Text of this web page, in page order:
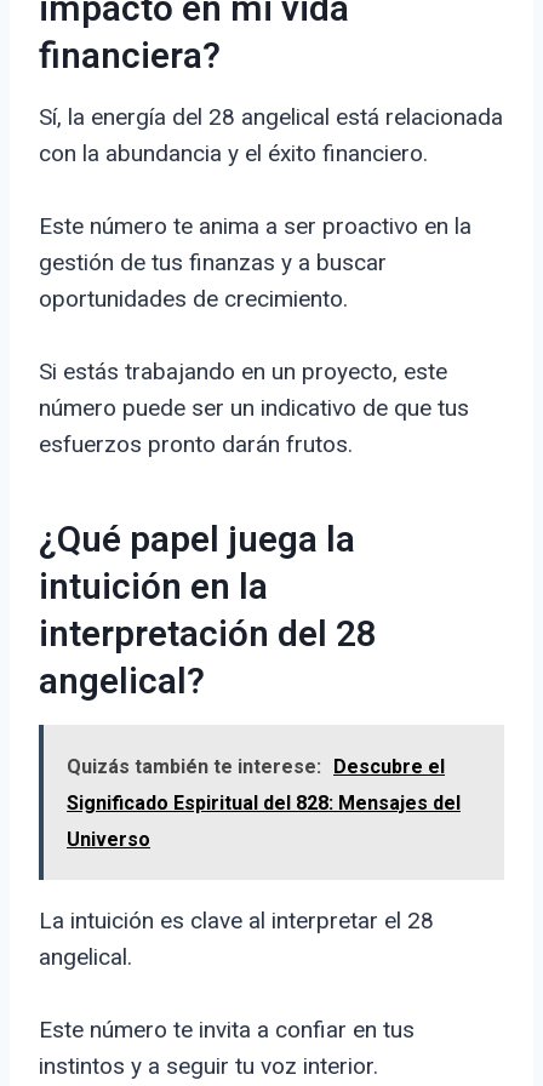
financiera?
Sí, la energía del 28 angelical está relacionada
con la abundancia y el éxito financiero.
Este número te anima a ser proactivo en la
gestión de tus finanzas y a buscar
oportunidades de crecimiento.
Si estás trabajando en un proyecto, este
número puede ser un indicativo de que tus
esfuerzos pronto darán frutos.
¿Qué papel juega la
intuición en la
interpretación del 28
angelical?
Quizás también te interese:
Descubre el
Significado Espiritual del 828: Mensajes del
Universo
La intuición es clave al interpretar el 28
angelical.
Este número te invita a confiar en tus
instintos y a seguir tu voz interior.